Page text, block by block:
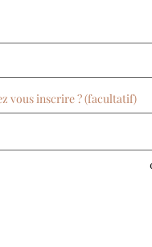
vous inscrire ? (facultatif)